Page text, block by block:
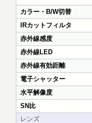
カラー・B/W切替
IRカットフィルタ
赤外線感度
赤外線LED
赤外線有効距離
電子シャッター
水平解像度
SN比
レンズ